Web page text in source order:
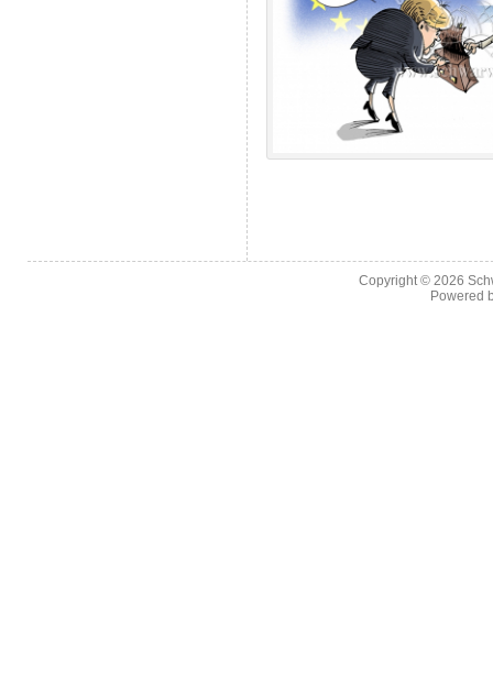
Copyright © 2026
Powered